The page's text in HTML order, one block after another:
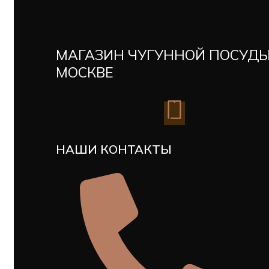
МАГАЗИН ЧУГУННОЙ
МОСКВЕ
НАШИ КОНТАКТЫ